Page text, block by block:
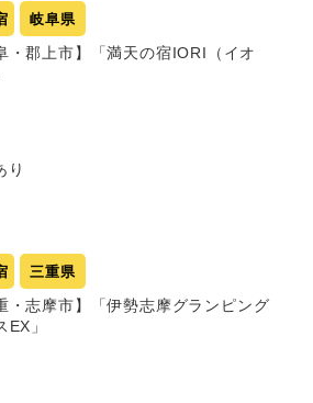
岐阜県
・郡上市】「満天の宿IORI（イオ
り
三重県
・志摩市】「伊勢志摩グランピング
EX」